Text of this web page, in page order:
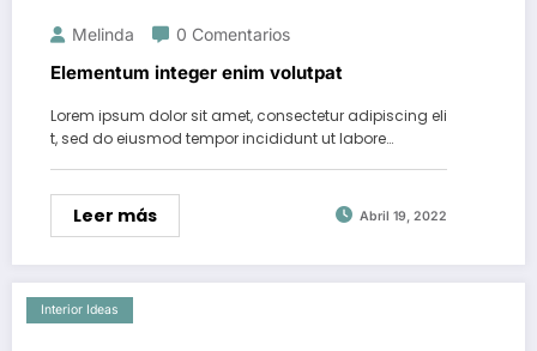
Melinda 0 Comentarios
Elementum integer enim volutpat
Lorem ipsum dolor sit amet, consectetur adipiscing eli
t, sed do eiusmod tempor incididunt ut labore…
Leer más Abril 19, 2022
Interior Ideas